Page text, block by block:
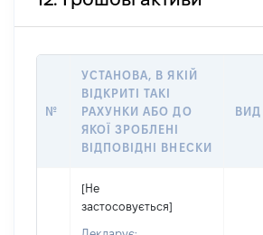
№
УСТАНОВА, В ЯКІЙ
ВІДКРИТІ ТАКІ
РАХУНКИ АБО ДО
ЯКОЇ ЗРОБЛЕНІ
ВІДПОВІДНІ ВНЕСКИ
ВИД
[Не
застосовується]